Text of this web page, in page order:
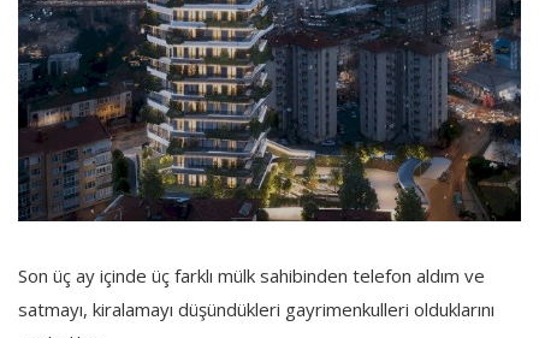
Türkçe
Son üç ay içinde üç farklı mülk sahibinden telefon aldım ve
satmayı, kiralamayı düşündükleri gayrimenkulleri olduklarını